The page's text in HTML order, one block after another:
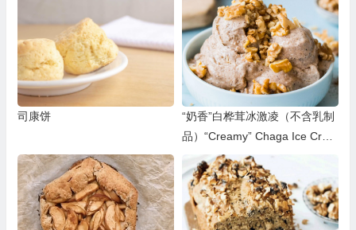
司康饼
“奶香”白桦茸冰激凌（不含乳制
品）“Creamy” Chaga Ice Crea